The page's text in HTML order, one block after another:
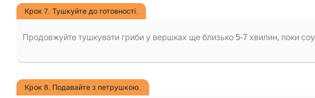
Крок 7. Тушкуйте до готовності.
Продовжуйте тушкувати гриби у вершках ще близько 5-7 хвилин, поки
Крок 8. Подавайте з петрушкою.